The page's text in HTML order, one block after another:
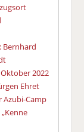
Bernhard
2022
Ehret
Azubi-Camp